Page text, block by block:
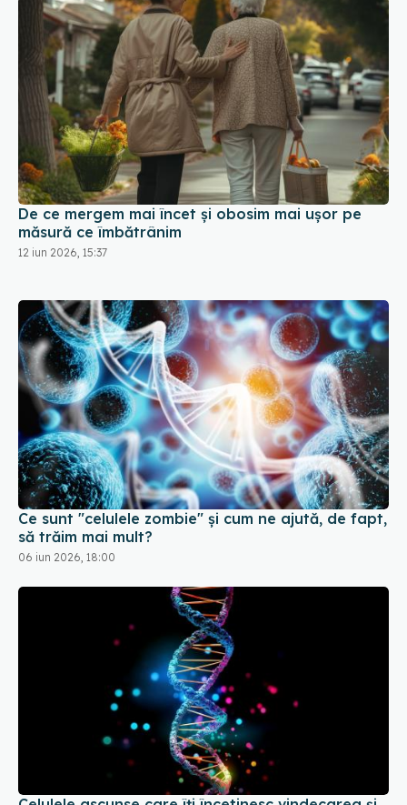
De ce mergem mai încet și obosim mai ușor pe
măsură ce îmbătrânim
12 iun 2026, 15:37
Ce sunt "celulele zombie" și cum ne ajută, de fapt,
să trăim mai mult?
06 iun 2026, 18:00